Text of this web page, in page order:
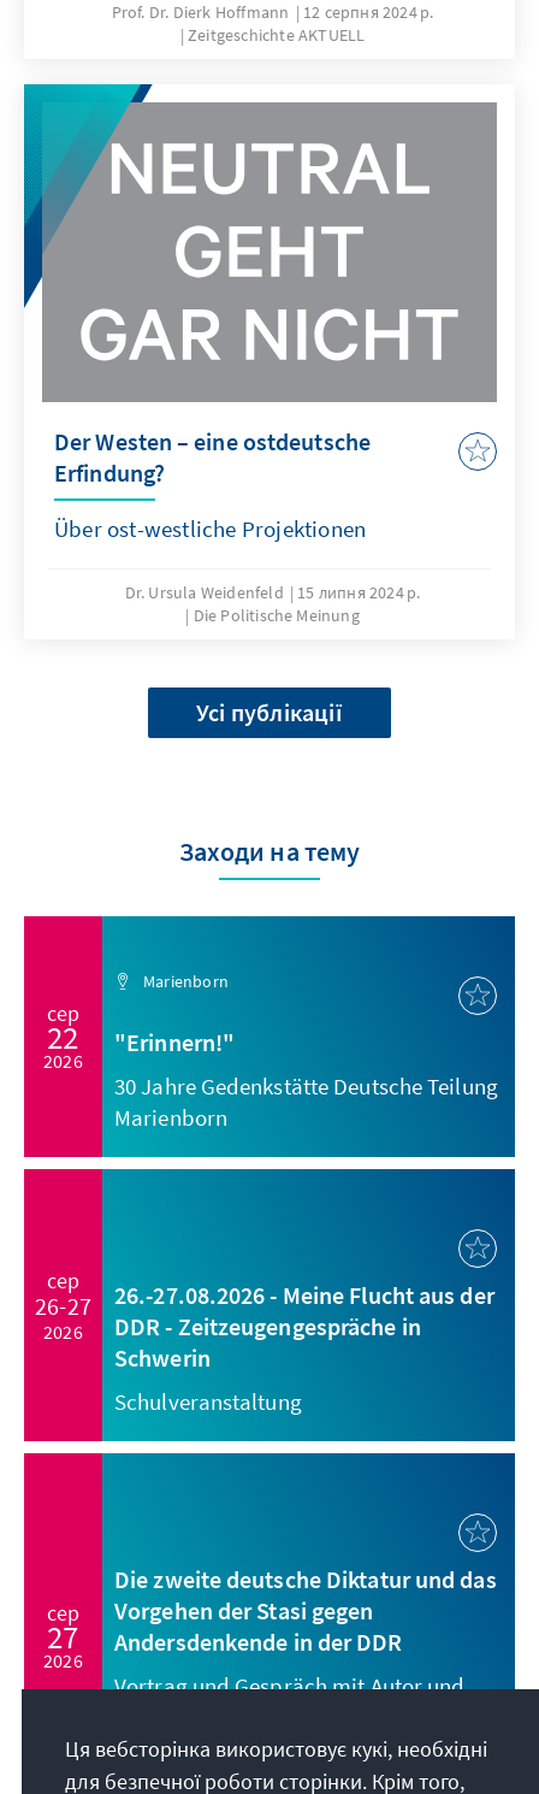
Prof. Dr. Dierk Hoffmann
12 серпня 2024 р.
Zeitgeschichte AKTUELL
Der Westen – eine ostdeutsche
Erfindung?
Über ost-westliche Projektionen
Dr. Ursula Weidenfeld
15 липня 2024 р.
Die Politische Meinung
Усі публікації
Заходи на тему
сер
22
2026
Marienborn
"Erinnern!"
30 Jahre Gedenkstätte Deutsche Teilung
Marienborn
сер
26-27
2026
26.-27.08.2026 - Meine Flucht aus der
DDR - Zeitzeugengespräche in
Schwerin
Schulveranstaltung
сер
27
2026
Die zweite deutsche Diktatur und das
Vorgehen der Stasi gegen
Andersdenkende in der DDR
Vortrag und Gespräch mit Autor und
Saarbrücken, Hotel Mercure | Beginn
18.00 Uhr
Ця вебсторінка використовує кукі, необхідні
для безпечної роботи сторінки. Крім того,